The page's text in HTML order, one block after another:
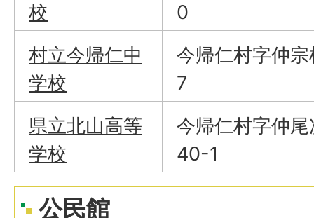
校
0
村立今帰仁中
学校
今帰仁村字仲
7
県立北山高等
学校
今帰仁村字仲
40-1
公民館